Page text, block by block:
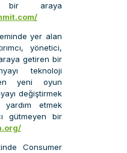
bir araya
yer alan
yönetici,
getiren bir
teknoloji
yeni oyun
değiştirmek
etmek
gütmeyen bir
Consumer